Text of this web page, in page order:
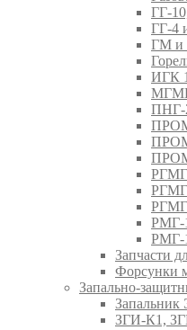
ГГ-
ГГ-4
ГМ и
ИГК
ПНГ-
РМГ-
РМГ-
Запчасти
Форсунки
Запально-
Запальник
ЗГИ-К1,